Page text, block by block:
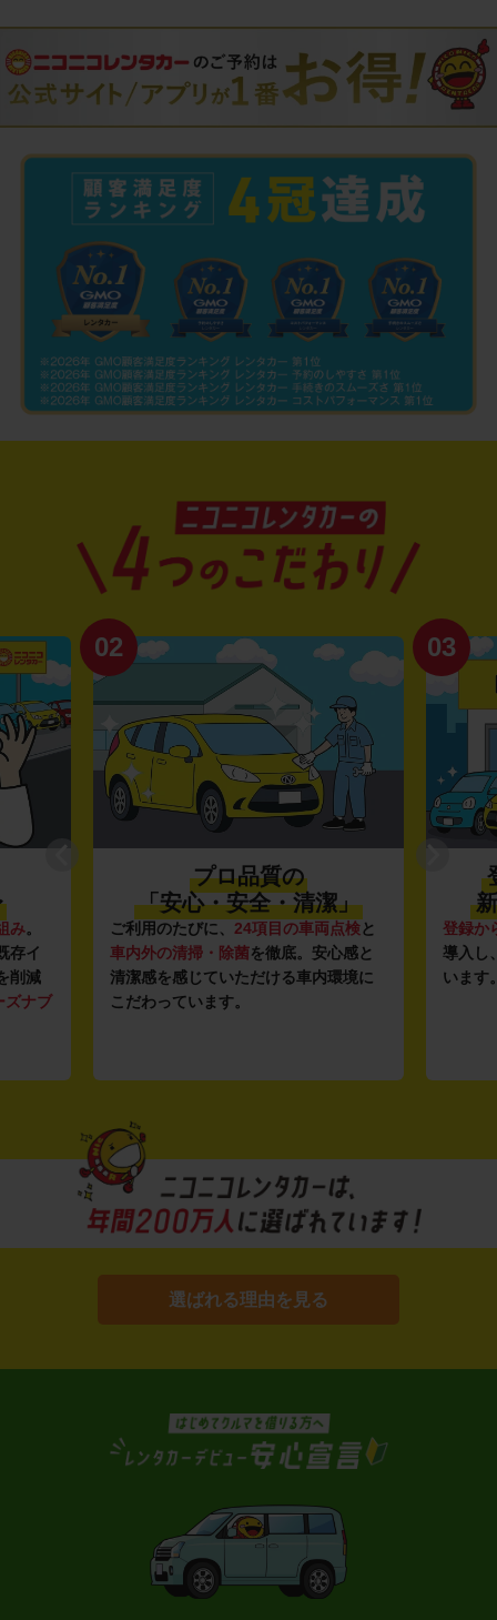
み。
存イ
削減
ズナブ
02
プロ品質の
「安心・安全・清潔」
ご利用のたびに、 24項目の車両点検と
車内外の清掃・除菌を徹底。安心感と
清潔感を感じていただける車内環境に
こだわっています。
03
登録か
導入し
います
選ばれる理由を見る